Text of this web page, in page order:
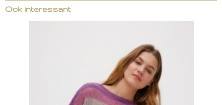
Ook interessant